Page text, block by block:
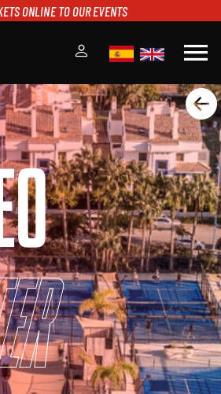
ONLINE TO OUR EVENTS
menu
A1PADEL
RANKING
CALENDARIO
TORNEOS
NOTICIAS
MULTIMEDIA
SCOREBOARD
STREAMING